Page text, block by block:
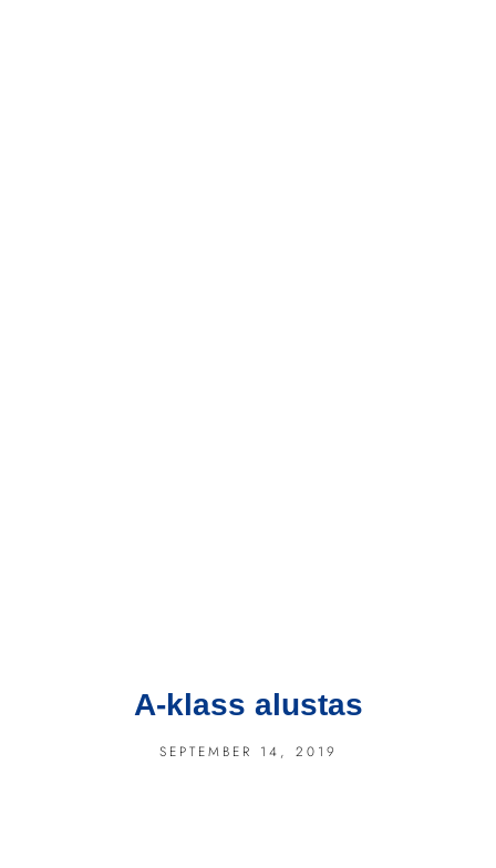
A-klass alustas
SEPTEMBER 14, 2019